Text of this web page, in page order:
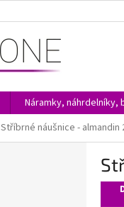
Náramky, náhrdelníky,
Stříbrné náušnice - almandin